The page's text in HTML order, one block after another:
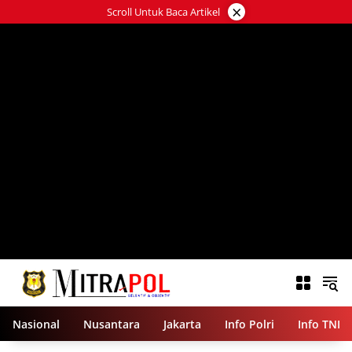
ke
Scroll Untuk Baca Artikel ×
Nasional Nusantara Jakarta Info Polri Info TNI